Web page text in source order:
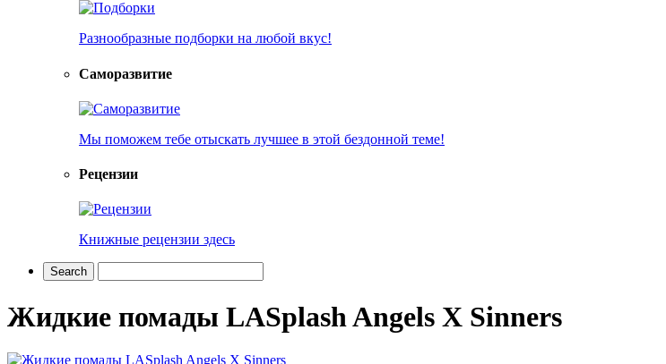
Разнообразные подборки на любой вкус!
Саморазвитие
Мы поможем тебе отыскать лучшее в этой бездонной теме!
Рецензии
Книжные рецензии здесь
Жидкие помады LASplash Angels X Sinners